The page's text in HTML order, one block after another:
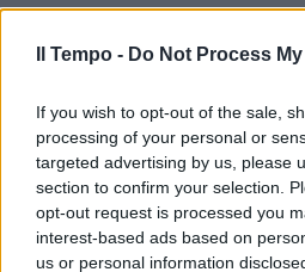
Il Tempo - Do Not Process
If you wish to opt-out of the sale,
processing of your personal or
targeted advertising by us, please
section to confirm your selection.
opt-out request is processed you
interest-based ads based on
us or personal information